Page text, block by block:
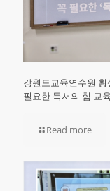
강원도교육연수원
필요한 독서의 힘 교육
Read more